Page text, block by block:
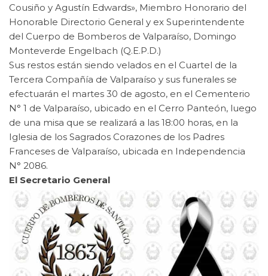
Cousiño y Agustín Edwards», Miembro Honorario del
Honorable Directorio General y ex Superintendente
del Cuerpo de Bomberos de Valparaíso, Domingo
Monteverde Engelbach (Q.E.P.D.)
Sus restos están siendo velados en el Cuartel de la
Tercera Compañía de Valparaíso y sus funerales se
efectuarán el martes 30 de agosto, en el Cementerio
N° 1 de Valparaíso, ubicado en el Cerro Panteón, luego
de una misa que se realizará a las 18:00 horas, en la
Iglesia de los Sagrados Corazones de los Padres
Franceses de Valparaíso, ubicada en Independencia
N° 2086.
El Secretario General